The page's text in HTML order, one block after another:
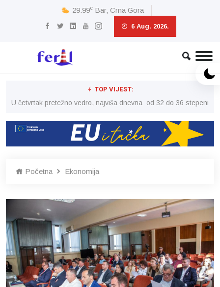
29.99c Bar, Crna Gora
6 Aug. 2026.
TOP VIJEST:
U četvrtak pretežno vedro, najviša dnevna od 32 do 36 stepeni
Početna Ekonomija